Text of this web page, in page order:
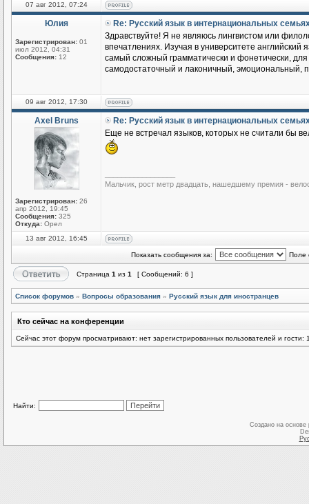
07 авг 2012, 07:24
Юлия
Зарегистрирован: 01
июл 2012, 04:31
Сообщения: 12
Re: Русский язык в интернациональных
Здравствуйте! Я не являюсь лингвистом или
впечатлениях. Изучая в университете английский
самый сложный грамматически и фонетически, для
самодостаточный и лаконичный, эмоциональный,
09 авг 2012, 17:30
Axel Bruns
Зарегистрирован: 26
апр 2012, 19:45
Сообщения: 325
Откуда: Орел
Re: Русский язык в интернациональных
Еще не встречал языков, которых не считали бы
Мальчик, рост метр двадцать, нашедшему премия -
13 авг 2012, 16:45
Показать сообщения за: Поле
Страница 1 из 1 [ Сообщений: 6 ]
Список форумов » Вопросы образования » Русский язык для иностранцев
Кто сейчас на конференции
Сейчас этот форум просматривают: нет зарегистрированных пользователей и гости:
Найти:
Создано на основе